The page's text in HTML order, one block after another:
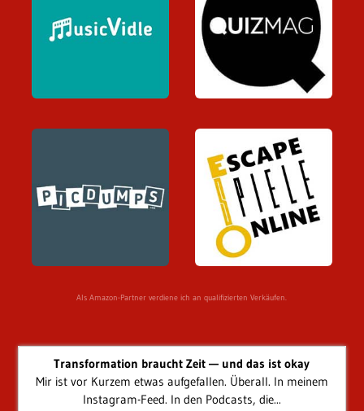
Als Amazon-Partner verdiene ich an qualifizierten Verkäufen.
Transformation braucht Zeit — und das ist okay
Mir ist vor Kurzem etwas aufgefallen. Überall. In meinem
Instagram-Feed. In den Podcasts, die...